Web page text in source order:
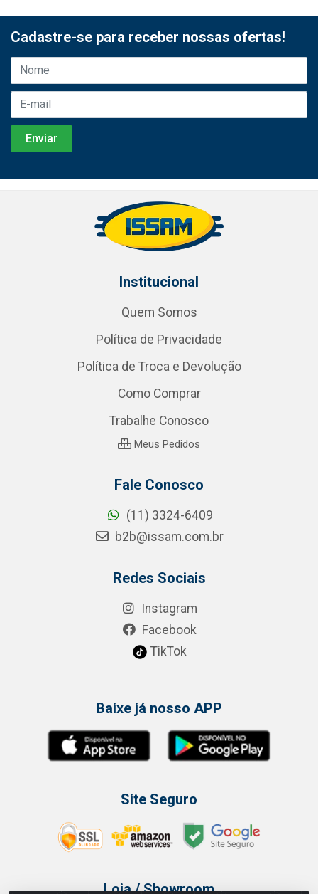
Cadastre-se para receber nossas ofertas!
Institucional
Quem Somos
Política de Privacidade
Política de Troca e Devolução
Como Comprar
Trabalhe Conosco
Meus Pedidos
Fale Conosco
(11) 3324-6409
b2b@issam.com.br
Redes Sociais
Instagram
Facebook
TikTok
Baixe já nosso APP
Site Seguro
Loja / Showroom